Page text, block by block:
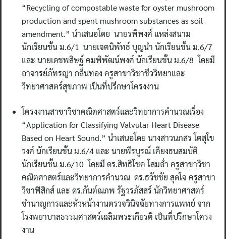
“Recycling of compostable waste for oyster mushroom
production and spent mushroom substances as soil
amendment.” นำเสนอโดย นายรพีพงศ์ แหล่งสนาม
นักเรียนชั้น ม.6/1 นายเจตนิพัทธ์ บุญนำ นักเรียนชั้น ม.6/7
และ นายเดชพสิษฐ์ คมพิพัฒน์พงศ์ นักเรียนชั้น ม.6/8 โดยมี
อาจารย์ภัทรญา กลิ่นทอง ครูสาขาวิชาชีววิทยาและ
วิทยาศาสตร์สุขภาพ เป็นที่ปรึกษาโครงงาน
โครงงานสาขาวิชาคณิตศาสตร์และวิทยาการคำนวณเรื่อง
“Application for Classifying Valvular Heart Disease
Based on Heart Sound.” นำเสนอโดย นางสาวนภสร โตสุโข
วงศ์ นักเรียนชั้น ม.6/4 และ นายพีรบูรณ์ เคียงธนสมบัติ
นักเรียนชั้น ม.6/10 โดยมี ดร.สิทธิโชค โสมอ่ำ ครูสาขาวิชา
คณิตศาสตร์และวิทยาการคำนวณ ดร.ธวัชชัย สุดใจ ครูสาขา
วิชาฟิสิกส์ และ ดร.กันต์ณภพ รัฐวรภัสสร์ นักวิทยาศาสตร์
ชำนาญการและหัวหน้างานตรวจวินิจฉัยทางการแพทย์ จาก
โรงพยาบาลธรรมศาสตร์เฉลิมพระเกียรติ เป็นที่ปรึกษาโครง
งาน